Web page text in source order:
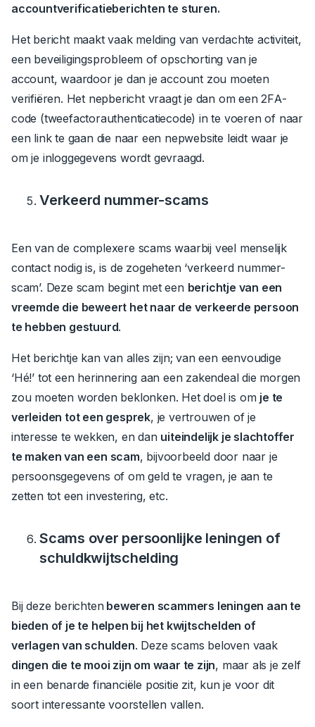
accountverificatieberichten te sturen.
Het bericht maakt vaak melding van verdachte activiteit,
een beveiligingsprobleem of opschorting van je
account, waardoor je dan je account zou moeten
verifiëren. Het nepbericht vraagt je dan om een 2FA-
code (tweefactorauthenticatiecode) in te voeren of naar
een link te gaan die naar een nepwebsite leidt waar je
om je inloggegevens wordt gevraagd.
Verkeerd nummer-scams
Een van de complexere scams waarbij veel menselijk
contact nodig is, is de zogeheten ‘verkeerd nummer-
scam’. Deze scam begint met een berichtje van een
vreemde die beweert het naar de verkeerde persoon
te hebben gestuurd.
Het berichtje kan van alles zijn; van een eenvoudige
‘Hé!’ tot een herinnering aan een zakendeal die morgen
zou moeten worden beklonken. Het doel is om je te
verleiden tot een gesprek, je vertrouwen of je
interesse te wekken, en dan uiteindelijk je slachtoffer
te maken van een scam, bijvoorbeeld door naar je
persoonsgegevens of om geld te vragen, je aan te
zetten tot een investering, etc.
Scams over persoonlijke leningen of
schuldkwijtschelding
Bij deze berichtenbeweren scammers leningen aan te
bieden of je te helpen bij het kwijtschelden of
verlagen van schulden. Deze scams beloven vaak
dingen die te mooi zijn om waar te zijn, maar als je zelf
in een benarde financiële positie zit, kun je voor dit
soort interessante voorstellen vallen.